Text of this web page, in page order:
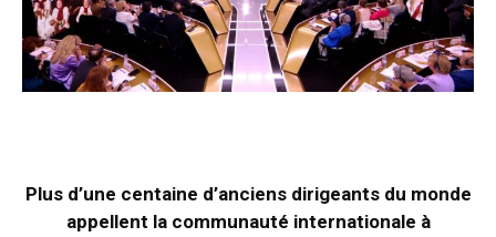
Plus d’une centaine d’anciens dirigeants du monde
appellent la communauté internationale à